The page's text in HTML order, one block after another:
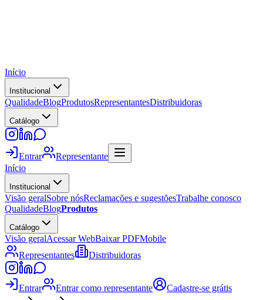
Início
Institucional
QualidadeBlogProdutosRepresentantesDistribuidoras
Catálogo
Entrar
Representante
Início
Institucional
Visão geralSobre nósReclamações e sugestõesTrabalhe conosco
QualidadeBlogProdutos
Catálogo
Visão geralAcessar WebBaixar PDFMobile
Representantes
Distribuidoras
Entrar Entrar como representante Cadastre-se grátis